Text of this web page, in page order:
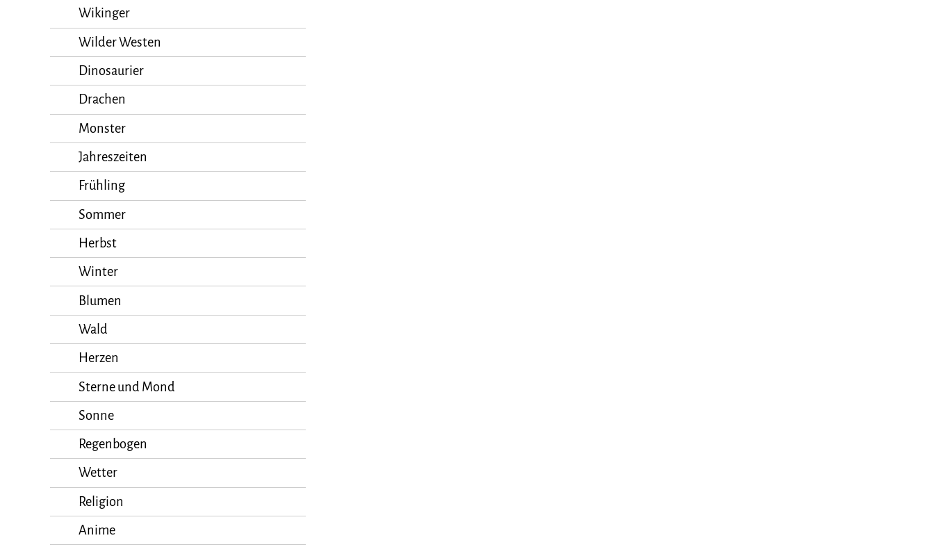
Wikinger
Wilder Westen
Dinosaurier
Drachen
Monster
Jahreszeiten
Frühling
Sommer
Herbst
Winter
Blumen
Wald
Herzen
Sterne und Mond
Sonne
Regenbogen
Wetter
Religion
Anime